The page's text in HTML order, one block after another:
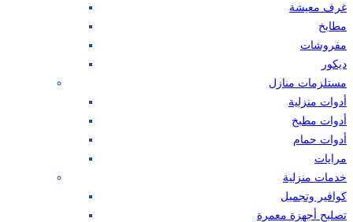
غرف معيشة
مطابخ
مفروشات
ديكور
مستلزمات منازل
أدوات منزلية
أدوات مطبخ
أدوات حمام
مرايات
خدمات منزلية
كوافير وتجميل
تصليح أجهزة معمرة